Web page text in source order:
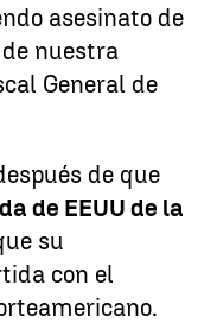
asesinato de
nuestra
General de
de que
de EEUU de la
su
con el